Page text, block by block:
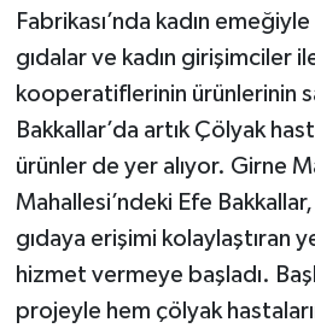
Fabrikası’nda kadın
gıdalar ve kadın girişimciler
kooperatiflerinin ürünlerinin
Bakkallar’da artık Çölyak
ürünler de yer alıyor. Girne
Mahallesi’ndeki Efe
gıdaya erişimi kolaylaştıran
hizmet vermeye başladı.
projeyle hem çölyak